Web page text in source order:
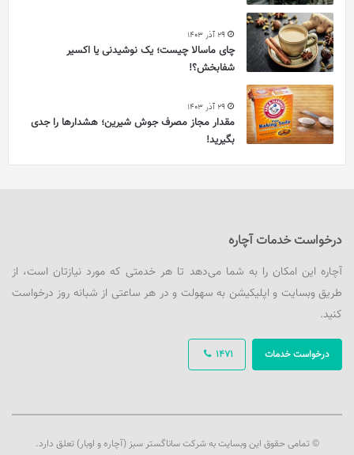
29 آذر 1403
چای ماسالا چیست؛ یک نوشیدنی یا اکسیر
شفابخش؟!
29 آذر 1403
مقدار مجاز مصرف جوش شیرین؛ هشدارها را جدی
بگیرید!
درخواست خدمات آچاره
آچاره این امکان را به شما می‌دهد تا هر خدمتی که مورد نیازتان است، از
طریق وبسایت و اپلیکیشن به سهولت و در هر ساعتی از شبانه روز درخواست
کنید.
1471 درخواست خدمات
© تمامی حقوق این وبسایت به شرکت ساناگستر سبز (آچاره و اوبار) تعلق دارد.